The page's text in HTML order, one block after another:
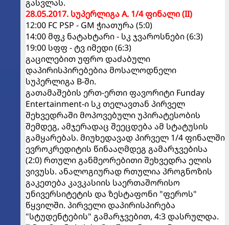
გასვლას.
28.05.2017. სუპერლიგა A. 1/4 ფინალი (II)
12:00 FC PSP - GM ჭიათურა (5:0)
14:00 მფკ ნატახტარი - სკ ჯვაროსნები (6:3)
19:00 სფფ - ტვ იმედი (6:3)
გაცილებით უფრო დაძაბული
დაპირისპირებებია მოსალოდნელი
სუპერლიგა B-ში.
გათამაშების ერთ-ერთი ფავორიტი Funday
Entertainment-ი სკ თელავთან პირველ
შეხვედრაში მოპოვებული უპირატესობის
შემდეგ, ამჯერადაც შეეცდება ამ სტატუსის
გამყარებას. მიუხედავად პირველ 1/4 ფინალში
ევროკრედიტის წინააღმდეგ გამარჯვებისა
(2:0) რთული განმეორებითი შეხვედრა ელის
ვივუსს. ანალოგიურად რთულია პროგნოზის
გაკეთება კავკასიის საერთაშორისო
უნივერსიტეტის და ზესტაფონი "ფეროს"
წყვილში. პირველი დაპირისპირება
"სტუდენტების" გამარჯვებით, 4:3 დასრულდა.